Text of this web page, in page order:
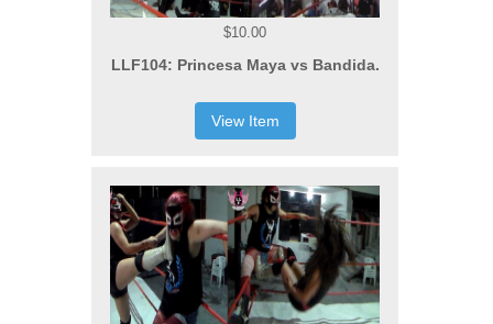
$10.00
LLF104: Princesa Maya vs Bandida.
View Item